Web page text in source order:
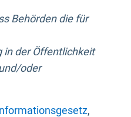
Behörden die für
der Öffentlichkeit
oder
,